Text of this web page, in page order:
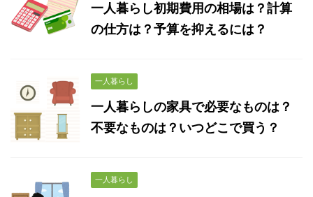
一人暮らし初期費用の相場は？計算
の仕方は？予算を抑えるには？
一人暮らし
一人暮らしの家具で必要なものは？
不要なものは？いつどこで買う？
一人暮らし